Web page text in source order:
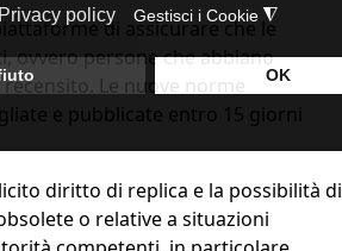
di assicurare che le
ovvero persone che abbiano
Le nuove norme
e pubblicate entro 15 giorni
diritto di replica e la possibilità di
o relative a situazioni